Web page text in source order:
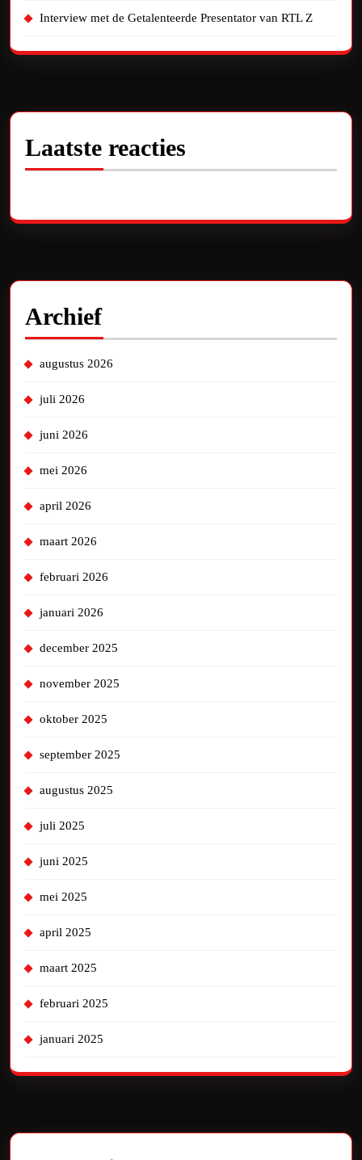
Interview met de Getalenteerde Presentator van RTL Z
Laatste reacties
Archief
augustus 2026
juli 2026
juni 2026
mei 2026
april 2026
maart 2026
februari 2026
januari 2026
december 2025
november 2025
oktober 2025
september 2025
augustus 2025
juli 2025
juni 2025
mei 2025
april 2025
maart 2025
februari 2025
januari 2025